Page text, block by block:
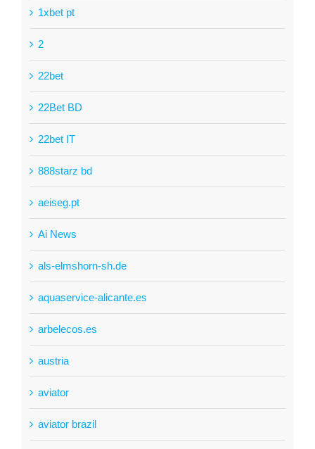
1xbet pt
2
22bet
22Bet BD
22bet IT
888starz bd
aeiseg.pt
Ai News
als-elmshorn-sh.de
aquaservice-alicante.es
arbelecos.es
austria
aviator
aviator brazil